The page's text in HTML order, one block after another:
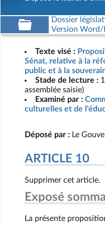
Date de dépôt
mars 2025
mars 2025
Dossier
Version
Texte visé :
Sénat, relative à la
public et à la
Stade de lecture :
assemblée saisie)
Examiné par :
culturelles et de
Déposé par : Le
ARTICLE 10
Supprimer cet article.
Exposé
La présente